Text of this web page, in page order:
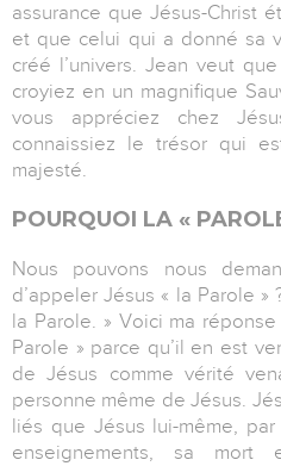
assurance que Jésus-Christ
et que celui qui a donné sa
créé l’univers. Jean veut
croyiez en un magnifique
vous appréciez chez
connaissiez le trésor qui
majesté.
POURQUOI LA «
Nous pouvons nous
d’appeler Jésus « la Parole
la Parole. » Voici ma
Parole » parce qu’il en est
de Jésus comme vérité
personne même de Jésus.
liés que Jésus lui-même,
enseignements, sa mort